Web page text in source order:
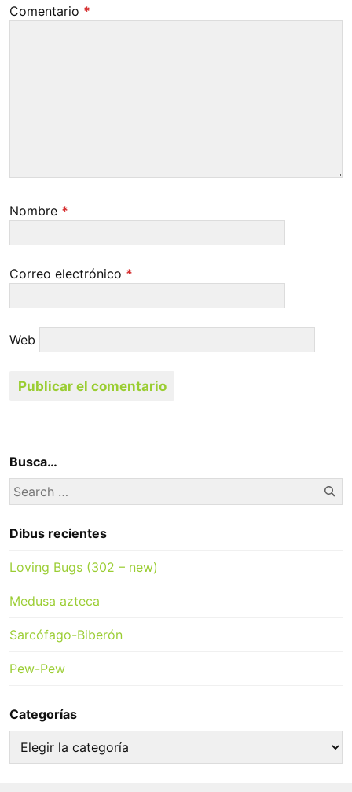
Comentario *
Nombre *
Correo electrónico *
Web
Busca…
Search
for:
Dibus recientes
Loving Bugs (302 – new)
Medusa azteca
Sarcófago-Biberón
Pew-Pew
Categorías
Categorías